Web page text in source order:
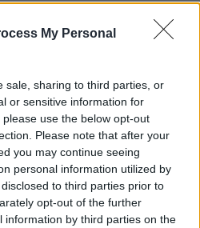
My Personal
sale, sharing to third parties, or
or sensitive information for
use the below opt-out
Please note that after your
you may continue seeing
personal information utilized by
to third parties prior to
opt-out of the further
information by third parties on the
την ετικέτα